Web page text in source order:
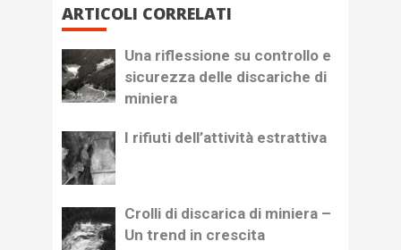
ARTICOLI CORRELATI
Una riflessione su controllo e
sicurezza delle discariche di
miniera
I rifiuti dell’attività estrattiva
Crolli di discarica di miniera –
Un trend in crescita